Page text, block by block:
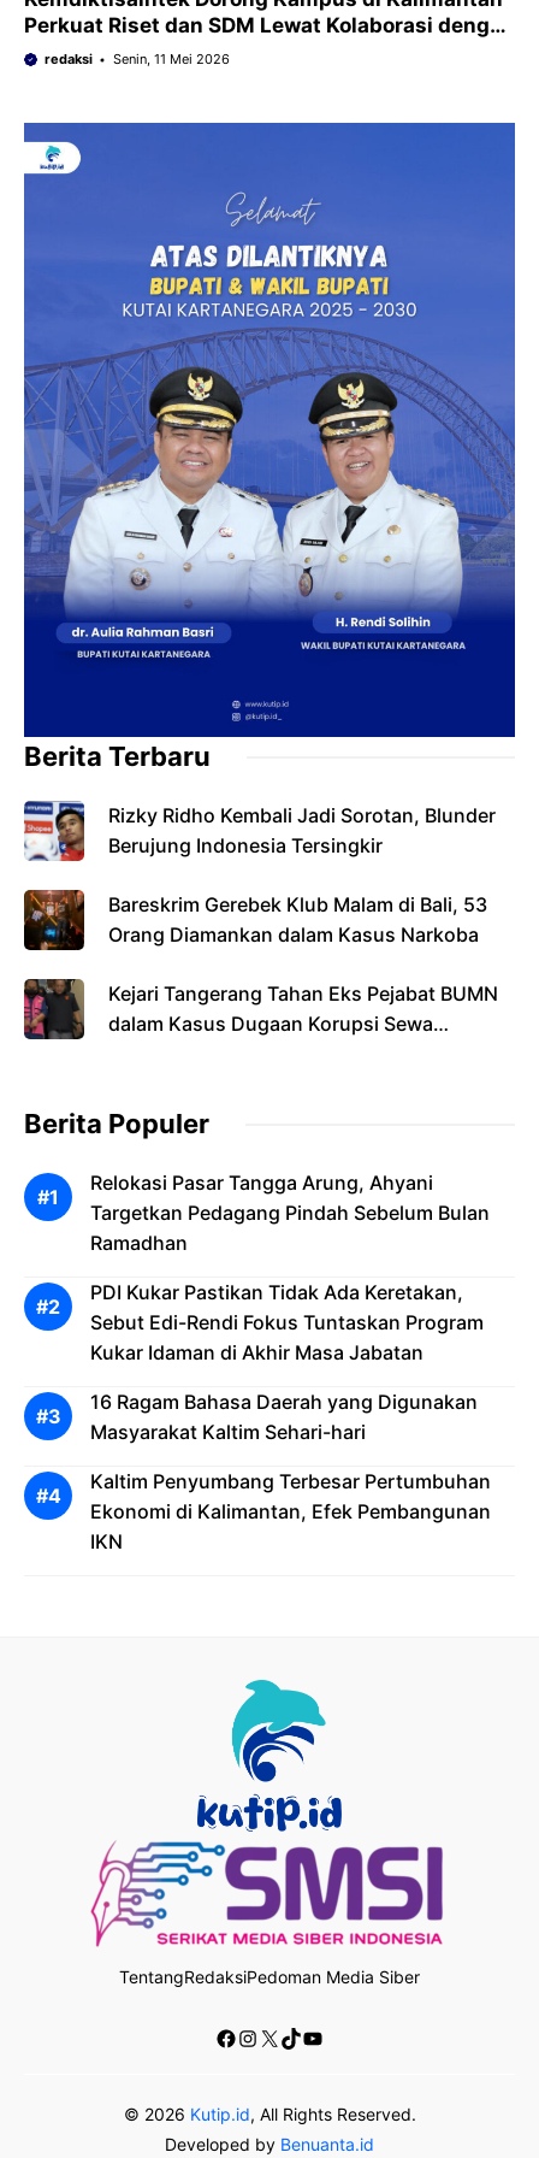
Perkuat Riset dan SDM Lewat Kolaborasi dengan
IKNredaksi Senin, 11 Mei 2026
Berita Terbaru
Rizky Ridho Kembali Jadi Sorotan, Blunder
Berujung Indonesia Tersingkir
Bareskrim Gerebek Klub Malam di Bali, 53
Orang Diamankan dalam Kasus Narkoba
Kejari Tangerang Tahan Eks Pejabat BUMN
dalam Kasus Dugaan Korupsi Sewa
Berita Populer
Relokasi Pasar Tangga Arung, Ahyani
Targetkan Pedagang Pindah Sebelum Bulan
Ramadhan
PDI Kukar Pastikan Tidak Ada Keretakan,
Sebut Edi-Rendi Fokus Tuntaskan Program
Kukar Idaman di Akhir Masa Jabatan
16 Ragam Bahasa Daerah yang Digunakan
Masyarakat Kaltim Sehari-hari
Kaltim Penyumbang Terbesar Pertumbuhan
Ekonomi di Kalimantan, Efek Pembangunan
IKN
TentangRedaksiPedoman Media Siber
Facebook
Instagram
X TikTok
YouTube
© 2026 Kutip.id, All Rights Reserved.
Developed by Benuanta.id